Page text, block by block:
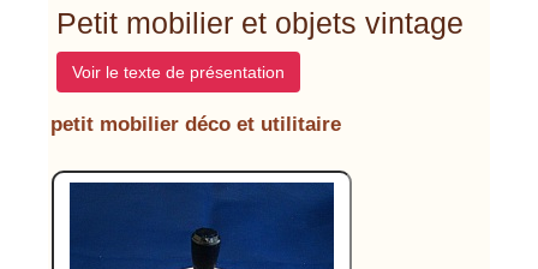
Petit mobilier et objets vintage
Voir le texte de présentation
petit mobilier déco et utilitaire